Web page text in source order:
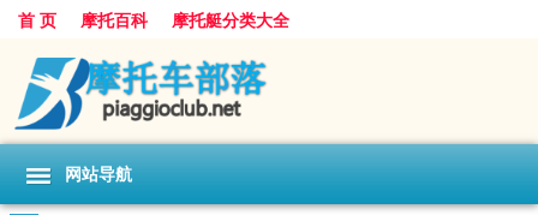
首 页 摩托百科 摩托艇分类大全
网站导航